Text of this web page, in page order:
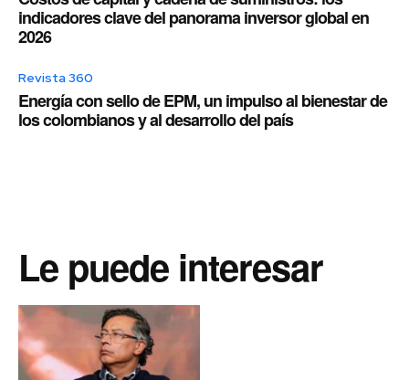
indicadores clave del panorama inversor global en
2026
Revista 360
Energía con sello de EPM, un impulso al bienestar de
los colombianos y al desarrollo del país
Le puede interesar